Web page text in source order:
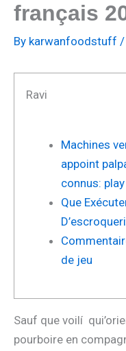
français
By karwanfoodstuff /
Ravi
Machines
appoint
connus:
Que
de jeu
Sauf que voilí
pourboire en